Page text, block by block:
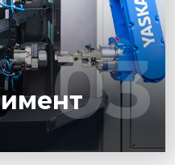
частотных
роботов и др.
03